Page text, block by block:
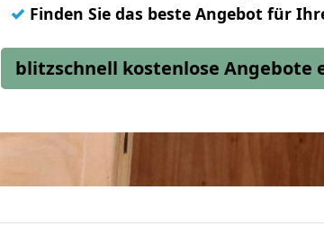
✓ Finden Sie das beste Angebot für
blitzschnell kostenlose Angebote